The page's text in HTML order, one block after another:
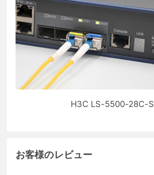
H3C LS-5500-28C-S
お客様のレビュー